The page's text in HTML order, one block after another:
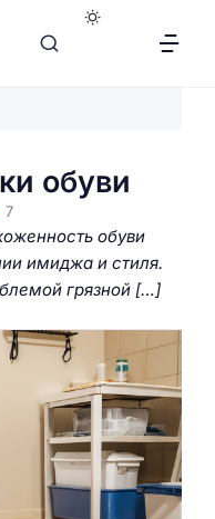
обуви
7
обуви
имиджа и стиля.
грязной […]